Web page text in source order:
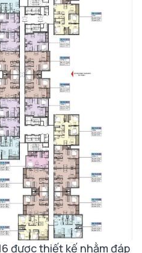
được thiết kế nhằm đáp